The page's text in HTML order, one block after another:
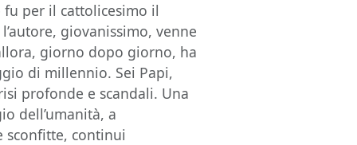
fu per il cattolicesimo il
giovanissimo, venne
giorno dopo giorno, ha
di millennio. Sei Papi,
profonde e scandali. Una
dell’umanità, a
sconfitte, continui